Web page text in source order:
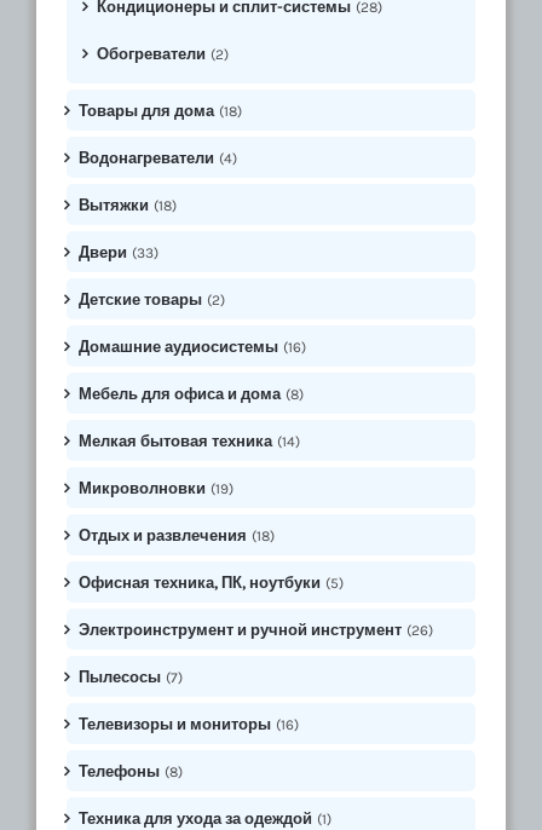
Кондиционеры и сплит-системы (28)
Обогреватели (2)
Товары для дома (18)
Водонагреватели (4)
Вытяжки (18)
Двери (33)
Детские товары (2)
Домашние аудиосистемы (16)
Мебель для офиса и дома (8)
Мелкая бытовая техника (14)
Микроволновки (19)
Отдых и развлечения (18)
Офисная техника, ПК, ноутбуки (5)
Электроинструмент и ручной инструмент (26)
Пылесосы (7)
Телевизоры и мониторы (16)
Телефоны (8)
Техника для ухода за одеждой (1)